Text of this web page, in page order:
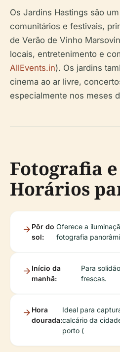
Os Jardins Hastings são
comunitários e festivais,
de Verão de Vinho
locais, entretenimento e
AllEvents.in). Os jardins
cinema ao ar livre,
especialmente nos meses
Fotografia
Horários
Pôr do
sol:
Oferece a
fotografia
Início da
manhã:
Para
frescas.
Hora
dourada:
Ideal para
calcário da
porto (